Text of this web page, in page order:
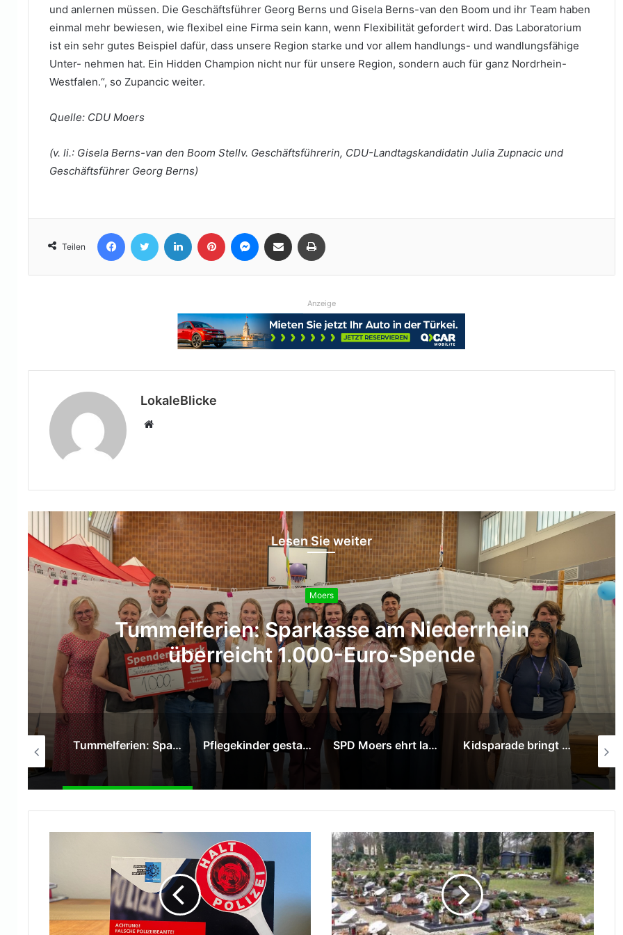
und anlernen müssen. Die Geschäftsführer Georg Berns und Gisela Berns-van den Boom und ihr Team haben
einmal mehr bewiesen, wie flexibel eine Firma sein kann, wenn Flexibilität gefordert wird. Das Laboratorium
ist ein sehr gutes Beispiel dafür, dass unsere Region starke und vor allem handlungs- und wandlungsfähige
Unter- nehmen hat. Ein Hidden Champion nicht nur für unsere Region, sondern auch für ganz Nordrhein-
Westfalen.“, so Zupancic weiter.
Quelle: CDU Moers
(v. li.: Gisela Berns-van den Boom Stellv. Geschäftsführerin, CDU-Landtagskandidatin Julia Zupnacic und
Geschäftsführer Georg Berns)
Teilen
FacebookTwitter LinkedIn Pinterest Messenger
Teile per E-Mail
Anzeige
LokaleBlicke
Webseite
Lesen Sie weiter
Moers
Pflegekinder gestalten mit Graffiti-Kunst neue
Räume im Pflegekinderdienst
Pflegekinder gestalten mit Graffiti-Kunst neue Räume im Pflegekinderdienst SPD Moers ehrt langjährige Mitglieder Kidsparade bringt Musik, Tanz und Ferienstimmung in die Innenstadt Moerser Tafel hat mit Unterstützung der Stadt neuen Standort gefunden